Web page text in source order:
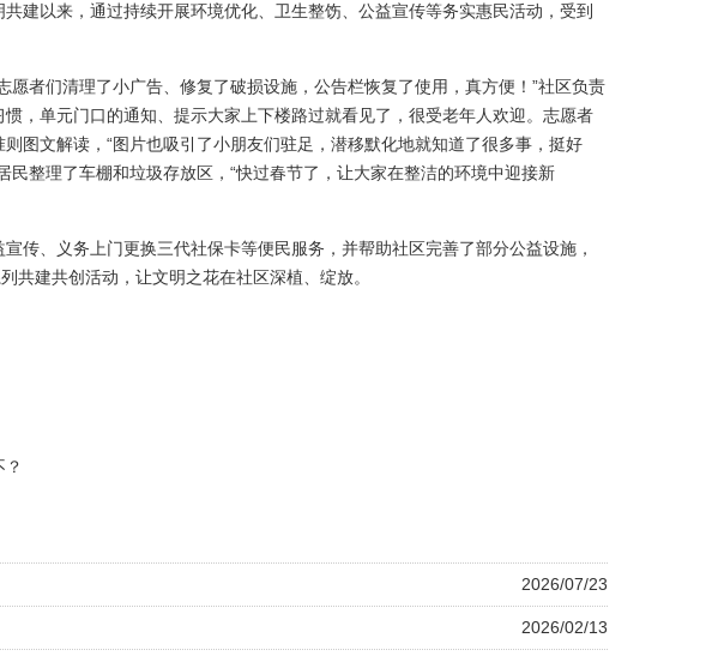
建以来，通过持续开展环境优化、卫生整饬、公益宣传等务实惠民活动，受到
者们清理了小广告、修复了破损设施，公告栏恢复了使用，真方便！”社区负责
，单元门口的通知、提示大家上下楼路过就看见了，很受老年人欢迎。志愿者
图文解读，“图片也吸引了小朋友们驻足，潜移默化地就知道了很多事，挺好
整理了车棚和垃圾存放区，“快过春节了，让大家在整洁的环境中迎接新
传、义务上门更换三代社保卡等便民服务，并帮助社区完善了部分公益设施，
共建共创活动，让文明之花在社区深植、绽放。
2026/07/23
2026/02/13